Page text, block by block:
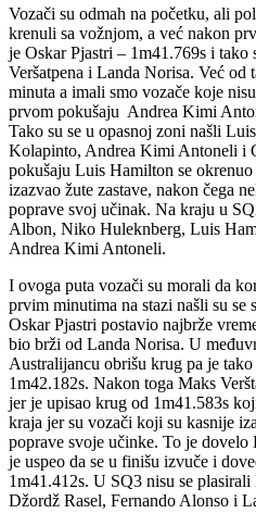
Vozači su odmah na početku, ali
krenuli sa vožnjom, a već nakon
je Oskar Pjastri – 1m41.769s i tako
Veršatpena i Landa Norisa. Već od
minuta a imali smo vozače koje
prvom pokušaju Andrea Kimi
Tako su se u opasnoj zoni našli
Kolapinto, Andrea Kimi Antoneli i
pokušaju Luis Hamilton se
izazvao žute zastave, nakon čega
poprave svoj učinak. Na kraju u
Albon, Niko Huleknberg, Luis
Andrea Kimi Antoneli.
I ovoga puta vozači su morali da
prvim minutima na stazi našli su se
Oskar Pjastri postavio najbrže
bio brži od Landa Norisa. U
Australijancu obrišu krug pa je
1m42.182s. Nakon toga Maks
jer je upisao krug od 1m41.583s
kraja jer su vozači koji su kasnije
poprave svoje učinke. To je dovelo
je uspeo da se u finišu izvuče i
1m41.412s. U SQ3 nisu se
Džordž Rasel, Fernando Alonso i